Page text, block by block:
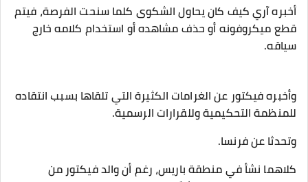
أخبره آري كيف كان يحاول الشكوى كلما سنحت الفرصة، فيتم
قطع ميكروفونه أو حذف مشاهده أو استخدام كلامه خارج
سياقه.
وأخبره فيكتور عن الغرامات الكثيرة التي تلقاها بسبب انتقاده
للمنظمة التحكيمية وللقرارات الرسمية.
وتحدثا عن فرنسا.
كلاهما نشأ في منطقة باريس، رغم أن والد فيكتور من